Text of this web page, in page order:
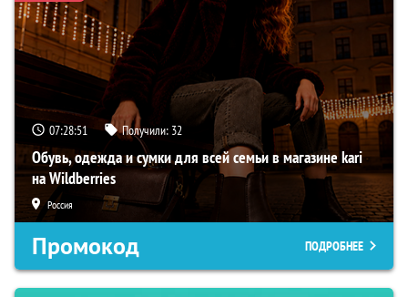
07:28:50 Получили: 32
Обувь, одежда и сумки для всей семьи в магазине kari
на Wildberries
Россия
Промокод ПОДРОБНЕЕ